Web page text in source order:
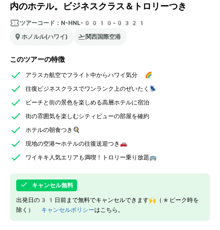
内のホテル。ビジネスクラス＆トロリーつき
ツアーコード： N-HNL-0010-0321
ホノルル(ハワイ)
関西国際空港
このツアーの特徴
アラスカ航空でフライト中からハワイ気分 🌈
往復ビジネスクラスでワンランク上のぜいたく💺
ビーチと街の景色を楽しめる高層ホテルに宿泊
街の雰囲気を楽しむシティビューの部屋を確約
ホテルの朝食つき🍳
現地の空港〜ホテルの往復送迎つき🚗
ワイキキ人気エリアも満喫！トロリー乗り放題🚌
キャンセル無料
出発日の31日前まで無料でキャンセルできます🙌（*ピーク時を
除く） キャンセルポリシーはこちら。